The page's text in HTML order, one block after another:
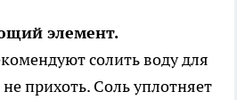
элемент.
солить воду для
прихоть. Соль уплотняет